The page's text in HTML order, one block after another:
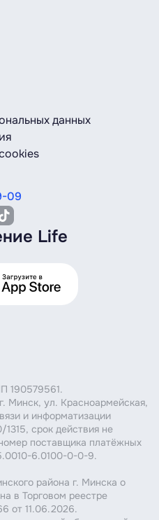
данных
09
Life
190579561.
Минск, ул. Красноармейская,
и информатизации
срок действия не
поставщика платёжных
6.0100-0-0-9.
района г. Минска о
в Торговом реестре
от 11.06.2026.